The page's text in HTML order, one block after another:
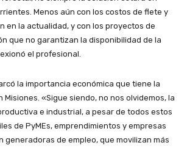
Menos aún con los costos de flete y
en la actualidad, y con los proyectos de
que no garantizan la disponibilidad de la
el profesional.
la importancia económica que tiene la
«Sigue siendo, no nos olvidemos, la
e industrial, a pesar de todos estos
de PyMEs, emprendimientos y empresas
generadoras de empleo, que movilizan más